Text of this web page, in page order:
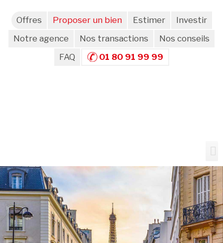
Offres Proposer un bien Estimer
Investir
Notre agence
Nos transactions
Nos conseils
FAQ
01 80 91 99 99